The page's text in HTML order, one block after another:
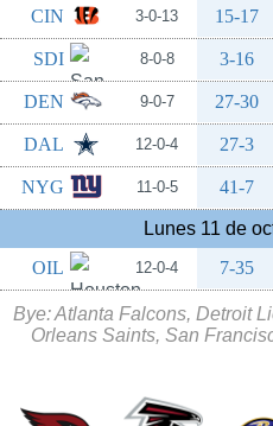
CIN 3-0-13 15-17
SDI 8-0-8 3-16
DEN 9-0-7 27-30
DAL 12-0-4 27-3
NYG 11-0-5 41-7
Lunes 11 de
OIL
12-0-4 7-35
Bye: Atlanta Falcons, Detroit
Orleans Saints, San